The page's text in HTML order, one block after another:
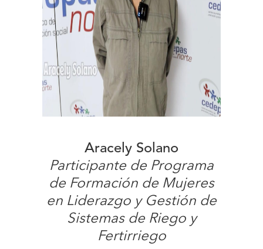
Aracely Solano
Participante de Programa
de Formación de Mujeres
en Liderazgo y Gestión de
Sistemas de Riego y
Fertirriego